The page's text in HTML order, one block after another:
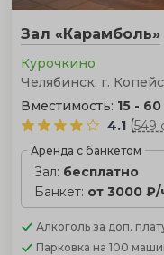
Зал «Карамболь»
Курочкино
Челябинск, г.
Вместимость: 15 -
4.1 (549
Аренда с банкетом
Зал: бесплатно
Банкет: от 3000 ₽/
Алкоголь за доп.
Парковка на 100